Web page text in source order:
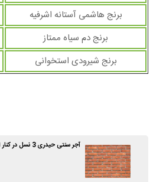
برنج هاشمی آستانه اشرفیه
برنج دم سیاه ممتاز
برنج شیرودی استخوانی
آجر سنتی حیدری 3 نسل در کنار ایرانیان